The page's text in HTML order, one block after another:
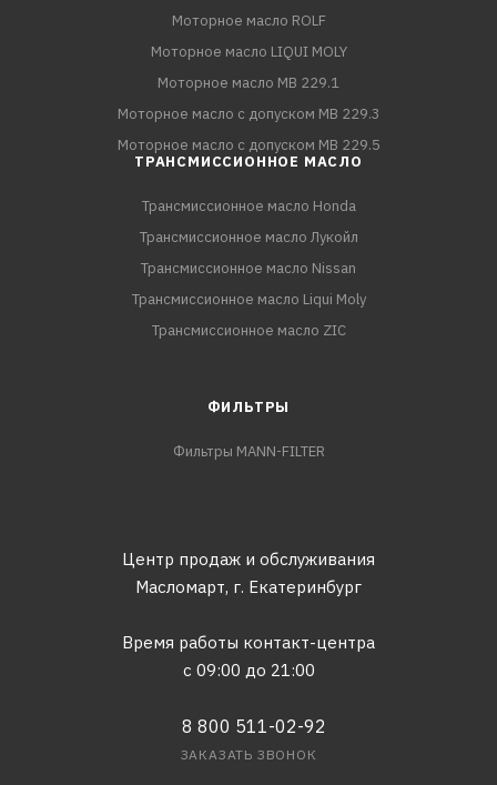
Моторное масло ROLF
Моторное масло LIQUI MOLY
Моторное масло MB 229.1
Моторное масло с допуском MB 229.3
Моторное масло с допуском MB 229.5
ТРАНСМИССИОННОЕ МАСЛО
Трансмиссионное масло Honda
Трансмиссионное масло Лукойл
Трансмиссионное масло Nissan
Трансмиссионное масло Liqui Moly
Трансмиссионное масло ZIC
ФИЛЬТРЫ
Фильтры MANN-FILTER
Центр продаж и обслуживания
Масломарт, г. Екатеринбург
Время работы контакт-центра
с 09:00 до 21:00
8 800 511-02-92
ЗАКАЗАТЬ ЗВОНОК